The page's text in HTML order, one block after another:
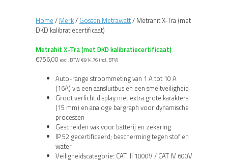
Home / Merk/ Gossen Metrawatt/ Metrahit X-Tra (met
DKD kalibratiecertificaat)
Metrahit X-Tra (met DKD kalibratiecertificaat)
€756,00 excl. BTW €914,76 incl. BTW
Auto-range stroommeting van 1 A tot 10 A
(16A) via een aansluitbus en een smeltveiligheid
Groot verlicht display met extra grote karakters
(15 mm) en analoge bargraph voor dynamische
processen
Gescheiden vak voor batterij en zekering
IP 52 gecertificeerd; bescherming tegen stof en
water
Veiligheidscategorie: CAT III 1000V / CAT IV 600V